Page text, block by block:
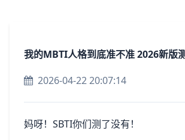
我的MBTI人格到底准不准 2026新版
2026-04-22 20:07:14
妈呀！SBTI你们测了没有！